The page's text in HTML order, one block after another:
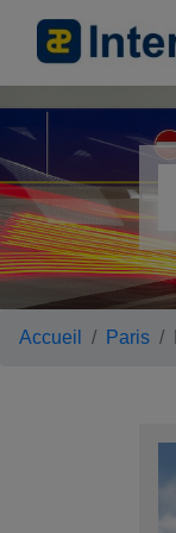
Accueil Paris